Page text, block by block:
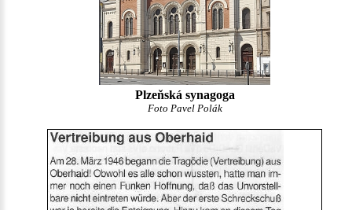
Plzeňská synagoga
Foto Pavel Polák